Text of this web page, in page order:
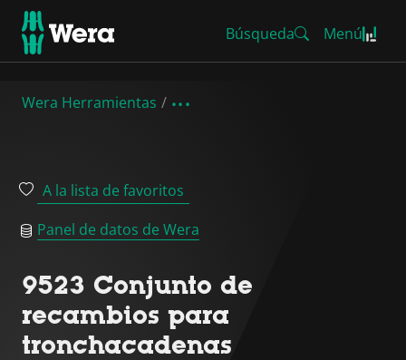
Búsqueda Menú
Wera Herramientas
A la lista de favoritos
Panel de datos de Wera
9523 Conjunto de
recambios para
tronchacadenas